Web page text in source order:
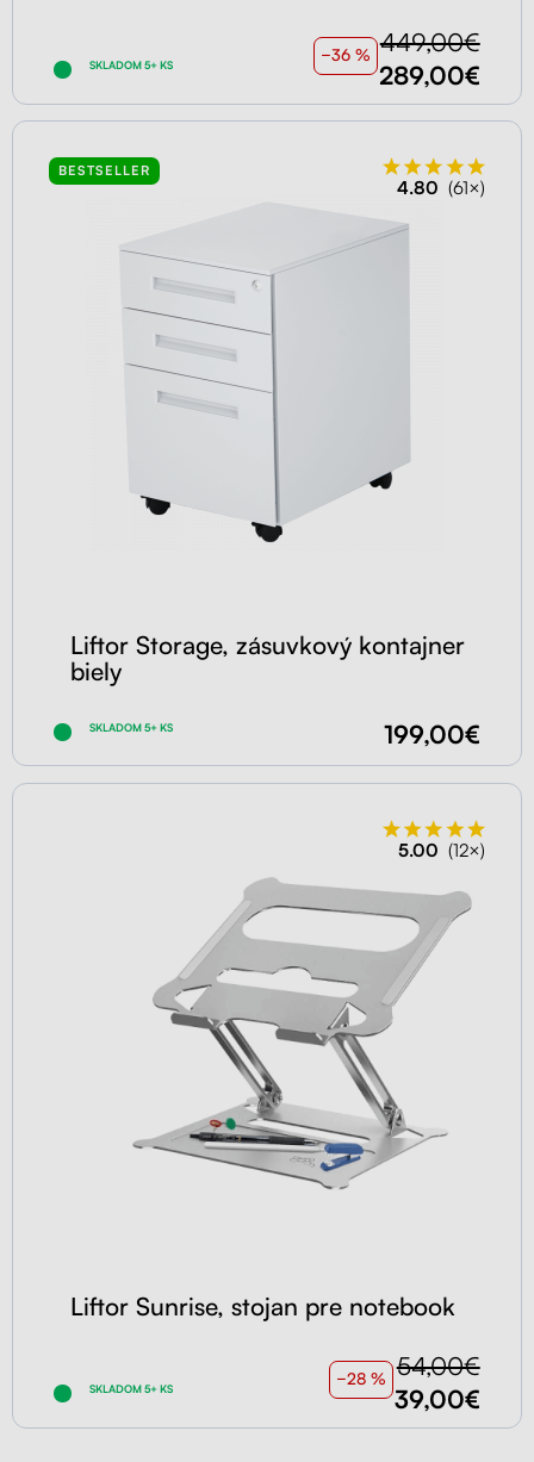
SKLADOM 5+ KS
−36 % 449,00€
289,00€
BESTSELLER
4.80 (61×)
Liftor Storage, zásuvkový kontajner
biely
SKLADOM 5+ KS 199,00€
5.00 (12×)
Liftor Sunrise, stojan pre notebook
SKLADOM 5+ KS
−28 % 54,00€
39,00€